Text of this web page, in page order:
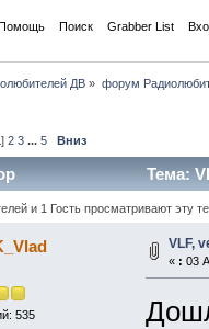
Поиск Grabber List
ДВ » форум
]2 3 ...5 Вниз
Тема:
и 1 Гость просматривают эту
535
VLF,
« : 03